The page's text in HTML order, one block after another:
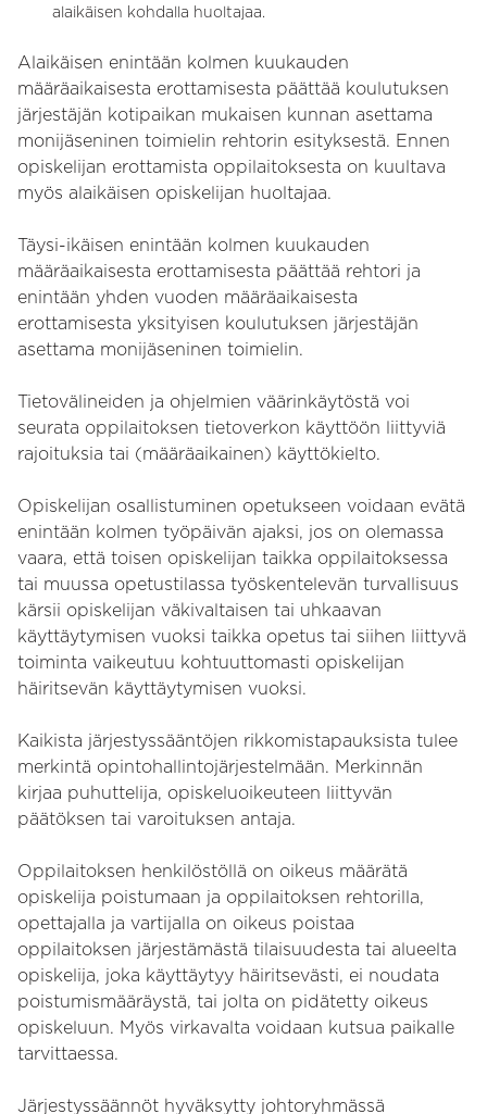
alaikäisen kohdalla huoltajaa.
Alaikäisen enintään kolmen kuukauden
määräaikaisesta erottamisesta päättää koulutuksen
järjestäjän kotipaikan mukaisen kunnan asettama
monijäseninen toimielin rehtorin esityksestä. Ennen
opiskelijan erottamista oppilaitoksesta on kuultava
myös alaikäisen opiskelijan huoltajaa.
Täysi-ikäisen enintään kolmen kuukauden
määräaikaisesta erottamisesta päättää rehtori ja
enintään yhden vuoden määräaikaisesta
erottamisesta yksityisen koulutuksen järjestäjän
asettama monijäseninen toimielin.
Tietovälineiden ja ohjelmien väärinkäytöstä voi
seurata oppilaitoksen tietoverkon käyttöön liittyviä
rajoituksia tai (määräaikainen) käyttökielto.
Opiskelijan osallistuminen opetukseen voidaan evätä
enintään kolmen työpäivän ajaksi, jos on olemassa
vaara, että toisen opiskelijan taikka oppilaitoksessa
tai muussa opetustilassa työskentelevän turvallisuus
kärsii opiskelijan väkivaltaisen tai uhkaavan
käyttäytymisen vuoksi taikka opetus tai siihen liittyvä
toiminta vaikeutuu kohtuuttomasti opiskelijan
häiritsevän käyttäytymisen vuoksi.
Kaikista järjestyssääntöjen rikkomistapauksista tulee
merkintä opintohallintojärjestelmään. Merkinnän
kirjaa puhuttelija, opiskeluoikeuteen liittyvän
päätöksen tai varoituksen antaja.
Oppilaitoksen henkilöstöllä on oikeus määrätä
opiskelija poistumaan ja oppilaitoksen rehtorilla,
opettajalla ja vartijalla on oikeus poistaa
oppilaitoksen järjestämästä tilaisuudesta tai alueelta
opiskelija, joka käyttäytyy häiritsevästi, ei noudata
poistumismääräystä, tai jolta on pidätetty oikeus
opiskeluun. Myös virkavalta voidaan kutsua paikalle
tarvittaessa.
Järjestyssäännöt hyväksytty johtoryhmässä